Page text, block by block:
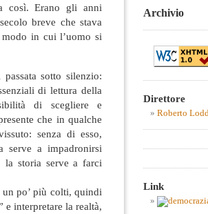
così. Erano gli anni
breve che stava
in cui l’uomo si
sotto silenzio:
di lettura della
di scegliere e
che in qualche
senza di esso,
serve a impadronirsi
la storia serve a farci
po’ più colti, quindi
e interpretare la realtà,
Archivio
Direttore
Roberto
Link